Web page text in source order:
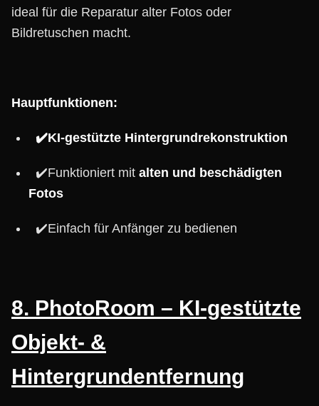
ideal für die Reparatur alter Fotos oder
Bildretuschen macht.
Hauptfunktionen:
✔️KI-gestützte Hintergrundrekonstruktion
✔️Funktioniert mit alten und beschädigten
Fotos
✔️Einfach für Anfänger zu bedienen
8. PhotoRoom – KI-gestützte
Objekt- &
Hintergrundentfernung